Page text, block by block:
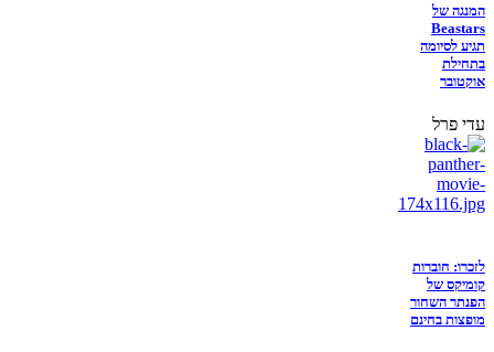
המנגה של
Beastars
תגיע לסיומה
בתחילת
אוקטובר
עדי פרל
לזכרו: חוברות
קומיקס של
הפנתר השחור
מופצות בחינם